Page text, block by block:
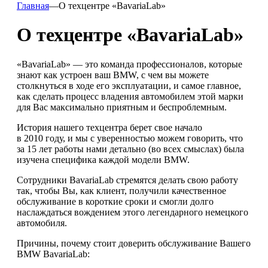
Главная—О техцентре «BavariaLab»
О техцентре «BavariaLab»
«BavariaLab» — это команда профессионалов, которые
знают как устроен ваш BMW, с чем вы можете
столкнуться в ходе его эксплуатации, и самое главное,
как сделать процесс владения автомобилем этой марки
для Вас максимально приятным и беспроблемным.
История нашего техцентра берет свое начало
в 2010 году, и мы с уверенностью можем говорить, что
за 15 лет работы нами детально (во всех смыслах) была
изучена специфика каждой модели BMW.
Сотрудники BavariaLab стремятся делать свою работу
так, чтобы Вы, как клиент, получили качественное
обслуживание в короткие сроки и смогли долго
наслаждаться вождением этого легендарного немецкого
автомобиля.
Причины, почему стоит доверить обслуживание Вашего
BMW BavariaLab: